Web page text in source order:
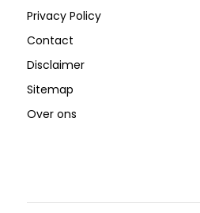
Privacy Policy
Contact
Disclaimer
Sitemap
Over ons